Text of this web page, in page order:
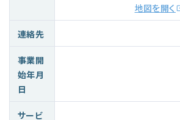
地図を開く
連絡先
事業開
始年月
日
サービ